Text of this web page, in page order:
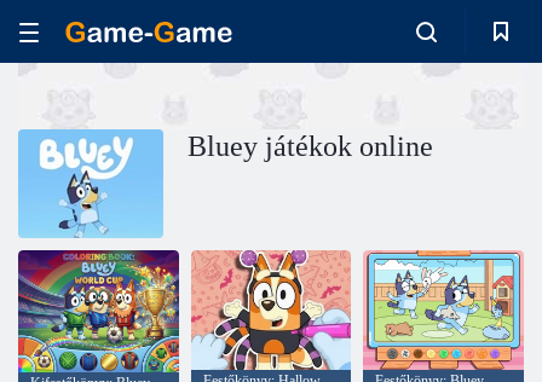
Bluey játékok online